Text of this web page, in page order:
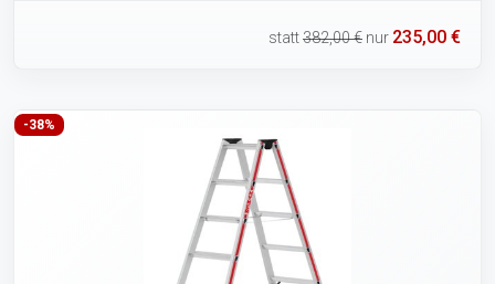
statt382,00 € nur 235,00 €
-38%